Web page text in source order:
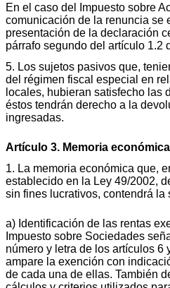
En el caso del Impuesto sobre
comunicación de la renuncia se
presentación de la declaración
párrafo segundo del artículo 1.2
5. Los sujetos pasivos que,
del régimen fiscal especial en
locales, hubieran satisfecho las
éstos tendrán derecho a la
ingresadas.
Artículo 3. Memoria
1. La memoria económica que,
establecido en la Ley 49/2002,
sin fines lucrativos, contendrá la
a) Identificación de las rentas
Impuesto sobre Sociedades
número y letra de los artículos 6
ampare la exención con
de cada una de ellas. También